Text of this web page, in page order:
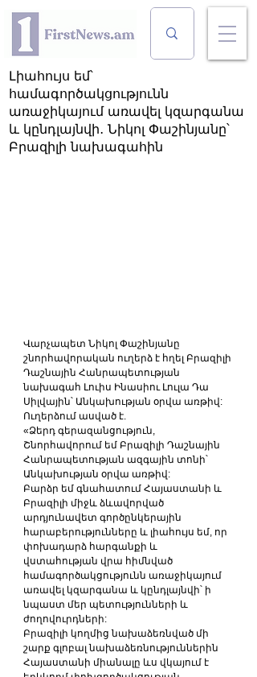
Լիահույս եմ՝
համագործակցությունն
առաջիկայում առավել կզարգանա
և կընդլայնվի․ Նիկոլ Փաշինյանը՝
Բրազիլի նախագահին
Վարչապետ Նիկոլ Փաշինյանը
շնորհավորական ուղերձ է հղել Բրազիլի
Դաշնային Հանրապետության
նախագահ Լուիս Ինասիու Լուլա Դա
Սիլվային՝ Անկախության օրվա առթիվ:
Ուղերձում ասված է.
«Ձերդ գերազանցություն,
Շնորհավորում եմ Բրազիլի Դաշնային
Հանրապետության ազգային տոնի՝
Անկախության օրվա առթիվ:
Բարձր եմ գնահատում Հայաստանի և
Բրազիլի միջև ձևավորված
արդյունավետ գործընկերային
հարաբերությունները և լիահույս եմ, որ
փոխադարձ հարգանքի և
վստահության վրա հիմնված
համագործակցությունն առաջիկայում
առավել կզարգանա և կընդլայնվի՝ ի
նպաստ մեր պետությունների և
ժողովուրդների:
Բրազիլի կողմից նախաձեռնված մի
շարք գլոբալ նախաձեռնություններին
Հայաստանի միանալը ևս վկայում է